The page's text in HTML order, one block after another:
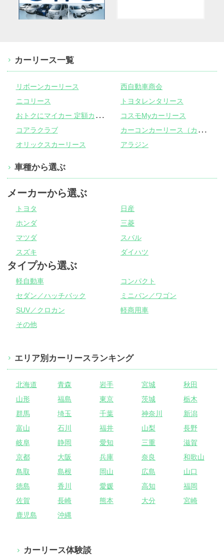
カーリース一覧
リボーンカーリース
西自動車商会
ニコリース
トヨタレンタリース
お
トクにマイカー 定額カルモくん
コスモMyカーリース
コアラクラブ
カ
ーコンカーリース（カーコンビニ倶楽部）
オリックスカーリース アラジン
車種から選ぶ
メーカーから選ぶ
トヨタ
日産
ホンダ
三菱
マツダ
スバル
スズキ
ダイハツ
タイプから選ぶ
軽自動車
コンパクト
セダン／ハッチバック
ミニバン／ワゴン
SUV／クロカン
軽商用車
その他
エリア別カーリースランキング
北海道 青森 岩手 宮城
秋田
山形
福島 東京 茨城
栃木
群馬
埼玉 千葉 神奈川
新潟
富山
石川 福井 山梨
長野
岐阜
静岡 愛知 三重
滋賀
京都
大阪 兵庫 奈良
和歌山
鳥取
島根 岡山 広島
山口
徳島
香川 愛媛 高知
福岡
佐賀
長崎 熊本 大分
宮崎
鹿児島
沖縄
カーリース体験談